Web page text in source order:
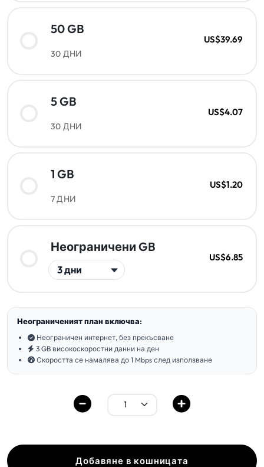
50 GB
30 ДНИ
US$39.69
5 GB
30 ДНИ
US$4.07
1 GB
7 ДНИ
US$1.20
Неограничени GB
US$6.85
Неограниченият план включва:
Неограничен интернет, без прекъсване
3 GB високоскоростни данни на ден
Скоростта се намалява до 1 Mbps след използване
Добавяне в кошницата